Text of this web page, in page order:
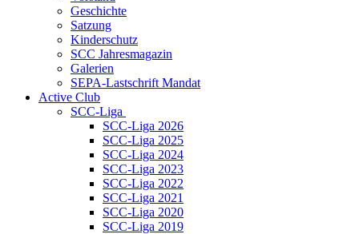
Geschichte
Satzung
Kinderschutz
SCC Jahresmagazin
Galerien
SEPA-Lastschrift Mandat
Active Club
SCC-Liga
SCC-Liga 2026
SCC-Liga 2025
SCC-Liga 2024
SCC-Liga 2023
SCC-Liga 2022
SCC-Liga 2021
SCC-Liga 2020
SCC-Liga 2019